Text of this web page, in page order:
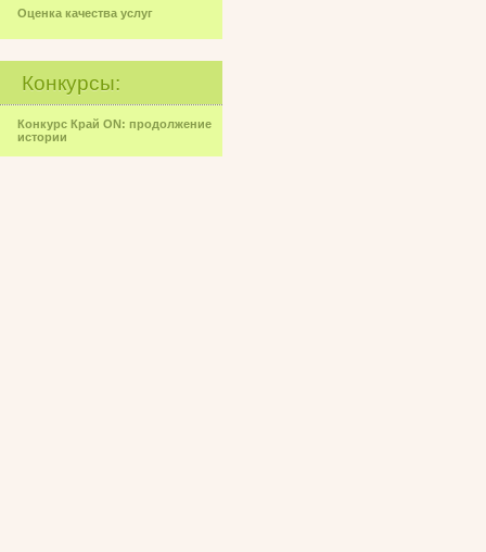
Оценка качества услуг
Конкурсы:
Конкурс Край ON: продолжение
истории